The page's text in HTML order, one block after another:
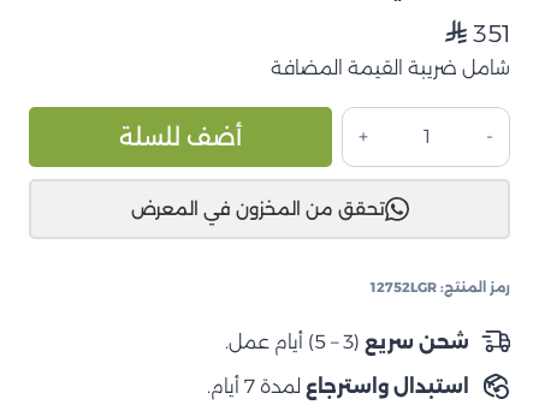
⃁ 351
شامل ضريبة القيمة المضافة
كمية
جيب
رانجلر
2006+
صدمات
غاز
خلفي
أضف للسلة
تحقق من المخزون في المعرض
رمز المنتج: 12752LGR
شحن سريع (3 – 5) أيام عمل.
استبدال واسترجاع لمدة 7 أيام.